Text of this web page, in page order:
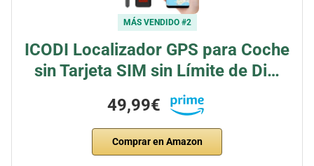
MÁS VENDIDO #2
ICODI Localizador GPS para Coche
sin Tarjeta SIM sin Límite de Di…
49,99€
Comprar en Amazon